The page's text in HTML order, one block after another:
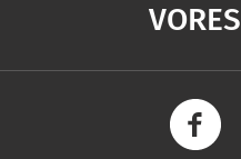
VORES